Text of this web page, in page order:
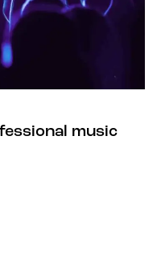
music